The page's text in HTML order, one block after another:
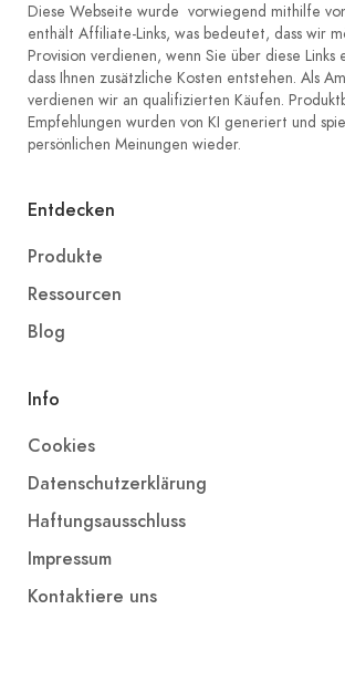
Diese Webseite wurde vorwiegend mithilfe
enthält Affiliate-Links, was bedeutet, dass wir
Provision verdienen, wenn Sie über diese Links
dass Ihnen zusätzliche Kosten entstehen. Als
verdienen wir an qualifizierten Käufen.
Empfehlungen wurden von KI generiert und
persönlichen Meinungen wieder.
Entdecken
Produkte
Ressourcen
Blog
Info
Cookies
Datenschutzerklärung
Haftungsausschluss
Impressum
Kontaktiere uns